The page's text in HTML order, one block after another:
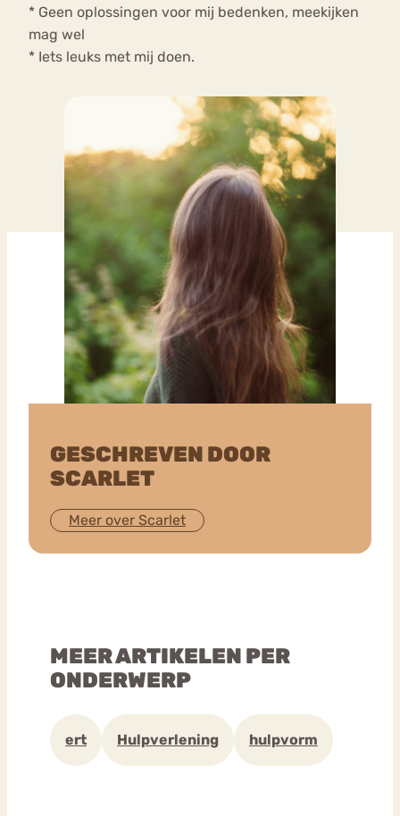
* Geen oplossingen voor mij bedenken, meekijken
mag wel
* Iets leuks met mij doen.
GESCHREVEN DOOR
SCARLET
Meer over Scarlet
MEER ARTIKELEN PER
ONDERWERP
ert Hulpverlening hulpvorm